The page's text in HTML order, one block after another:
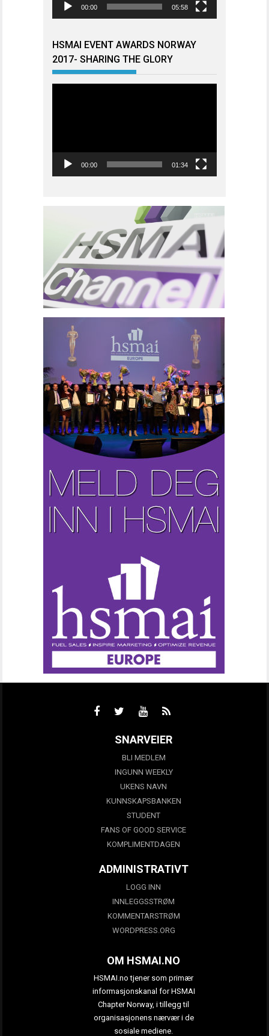
00:00 05:58
HSMAI EVENT AWARDS NORWAY
2017- SHARING THE GLORY
00:00 01:34
SNARVEIER
BLI MEDLEM
INGUNN WEEKLY
UKENS NAVN
KUNNSKAPSBANKEN
STUDENT
FANS OF GOOD SERVICE
KOMPLIMENTDAGEN
ADMINISTRATIVT
LOGG INN
INNLEGGSSTRØM
KOMMENTARSTRØM
WORDPRESS.ORG
OM HSMAI.NO
HSMAI.no tjener som primær
informasjonskanal for HSMAI
Chapter Norway, i tillegg til
organisasjonens nærvær i de
sosiale mediene.